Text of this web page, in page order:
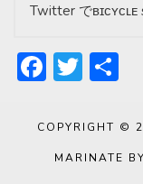
Twitter でʙɪᴄʏᴄʟᴇ
COPYRIGHT ©
MARINATE